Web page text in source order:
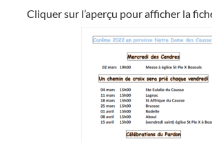
Cliquer sur l’aperçu pour afficher la